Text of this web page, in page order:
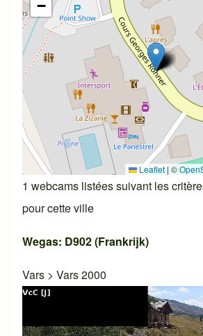
−
Leaflet|©
1 webcams listées suivant les
pour cette ville
Wegas: D902 (Frankrijk)
Vars > Vars 2000